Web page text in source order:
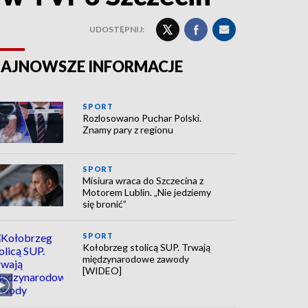
UDOSTĘPNIJ:
INFORMACJE
SPORT
Rozlosowano Puchar Polski.
Znamy pary z regionu
SPORT
Misiura wraca do Szczecina z
Motorem Lublin. „Nie jedziemy
się bronić”
SPORT
Kołobrzeg stolicą SUP. Trwają
międzynarodowe zawody
[WIDEO]